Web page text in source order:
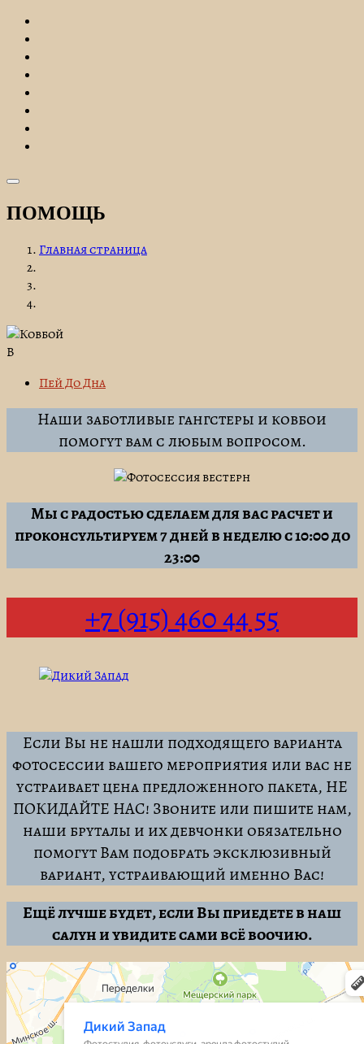
ПОМОЩЬ
Главная страница
В
Пей До Дна
Наши заботливые гангстеры и ковбои
помогут вам с любым вопросом.
Мы с радостью сделаем для вас расчет и
проконсультируем 7 дней в неделю с 10:00 до
23:00
+7 (915) 460 44 55
Если Вы не нашли подходящего варианта
фотосессии вашего мероприятия или вас не
устраивает цена предложенного пакета, НЕ
ПОКИДАЙТЕ НАС! Звоните или пишите нам,
наши бруталы и их девчонки обязательно
помогут Вам подобрать эксклюзивный
вариант, устраивающий именно Вас!
Ещё лучше будет, если Вы приедете в наш
салун и увидите сами всё воочию.